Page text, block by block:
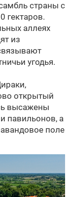
страны с
гектаров.
аллеях
из
угодья.
открытый
высажены
павильонов, а
поле